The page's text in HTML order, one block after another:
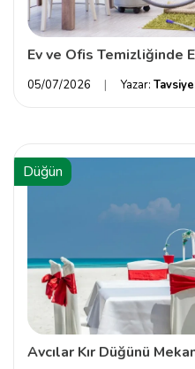
Ev ve Ofis Temizliğinde
05/07/2026 Yazar:
Düğün
Avcılar Kır Düğünü